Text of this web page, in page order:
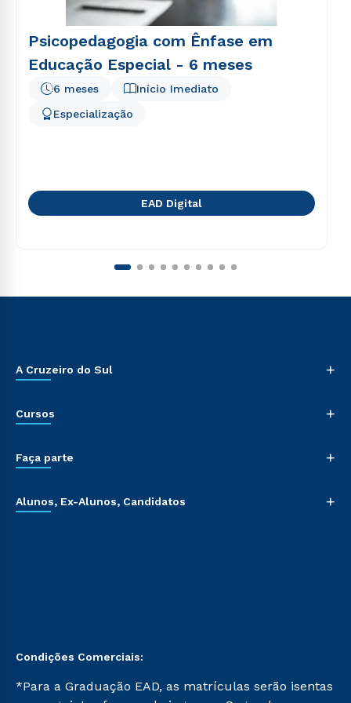
Psicopedagogia com Ênfase em
Educação Especial - 6 meses
Início Imediato
6 meses
Especialização
EAD Digital
A Cruzeiro do Sul +
Cursos +
Faça parte +
Alunos, Ex-Alunos, Candidatos +
Condições Comerciais:
*Para a Graduação EAD, as matrículas serão isentas